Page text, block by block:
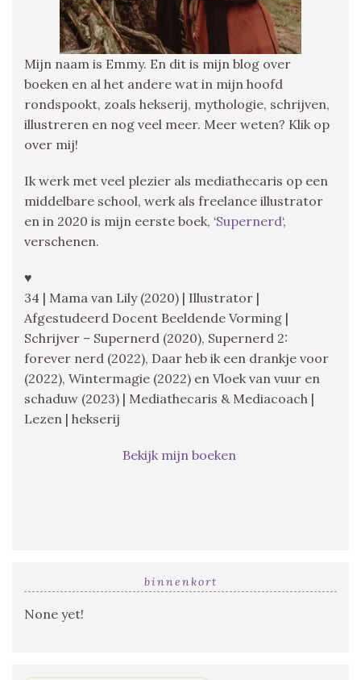
Mijn naam is Emmy. En dit is mijn blog over
boeken en al het andere wat in mijn hoofd
rondspookt, zoals hekserij, mythologie, schrijven,
illustreren en nog veel meer. Meer weten? Klik op
over mij!
Ik werk met veel plezier als mediathecaris op een
middelbare school, werk als freelance illustrator
en in 2020 is mijn eerste boek, ‘Supernerd‘,
verschenen.
♥
34 | Mama van Lily (2020) | Illustrator |
Afgestudeerd Docent Beeldende Vorming |
Schrijver – Supernerd (2020), Supernerd 2:
forever nerd (2022), Daar heb ik een drankje voor
(2022), Wintermagie (2022) en Vloek van vuur en
schaduw (2023) | Mediathecaris & Mediacoach |
Lezen | hekserij
Bekijk mijn boeken
binnenkort
None yet!